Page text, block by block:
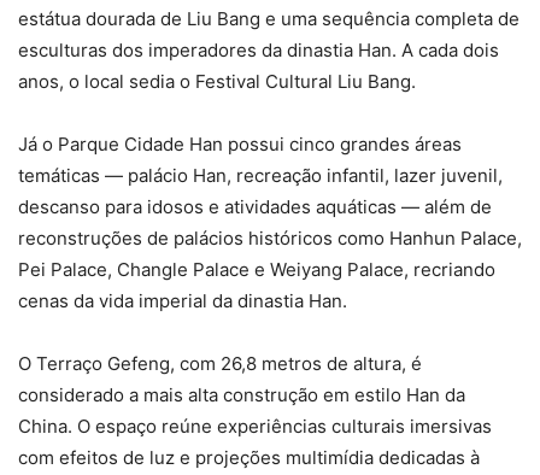
estátua dourada de Liu Bang e uma sequência completa de
esculturas dos imperadores da dinastia Han. A cada dois
anos, o local sedia o Festival Cultural Liu Bang.
Já o Parque Cidade Han possui cinco grandes áreas
temáticas — palácio Han, recreação infantil, lazer juvenil,
descanso para idosos e atividades aquáticas — além de
reconstruções de palácios históricos como Hanhun Palace,
Pei Palace, Changle Palace e Weiyang Palace, recriando
cenas da vida imperial da dinastia Han.
O Terraço Gefeng, com 26,8 metros de altura, é
considerado a mais alta construção em estilo Han da
China. O espaço reúne experiências culturais imersivas
com efeitos de luz e projeções multimídia dedicadas à